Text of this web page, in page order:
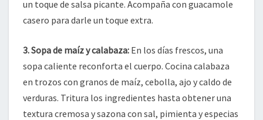
un toque de salsa picante. Acompaña con guacamole
casero para darle un toque extra.
3. Sopa de maíz y calabaza: En los días frescos, una
sopa caliente reconforta el cuerpo. Cocina calabaza
en trozos con granos de maíz, cebolla, ajo y caldo de
verduras. Tritura los ingredientes hasta obtener una
textura cremosa y sazona con sal, pimienta y especias